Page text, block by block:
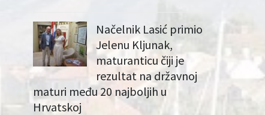
Načelnik Lasić primio
Jelenu Kljunak,
maturanticu čiji je
rezultat na državnoj
maturi među 20 najboljih u
Hrvatskoj